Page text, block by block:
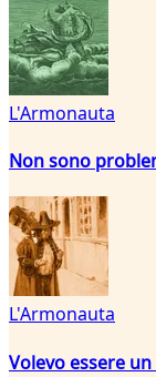
L'Armonauta
Non sono
L'Armonauta
Volevo essere